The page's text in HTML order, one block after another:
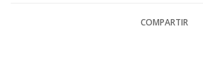
COMPARTIR